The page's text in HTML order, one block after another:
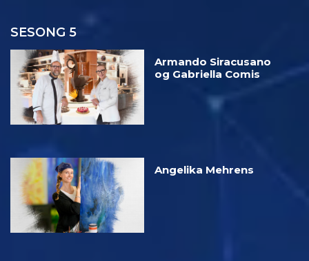
SESONG 5
Armando Siracusano
og Gabriella Comis
Angelika Mehrens